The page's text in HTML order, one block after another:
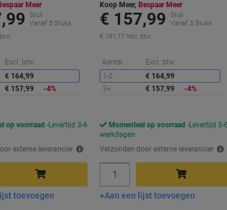
Meer
Stuk
Vanaf 3 Stuks
Excl. btw
Korting
€ 164,99
€ 157,99 -4%
op voorraad
Levertijd 3-6
externe leverancier
In winkelwagen
toevoegen
Koop Meer, Bespaar Meer
€ 157,99
Stuk
Vanaf 3 Stuks
€ 191,17 Incl. btw
Aantal Excl. btw
1-2
€ 164,99
3+
€ 157,99 -4%
Momenteel op voorraad
Levertijd 3-6
werkdagen
Verzonden door externe leverancier
In winkelwagen
Aan een lijst toevoegen